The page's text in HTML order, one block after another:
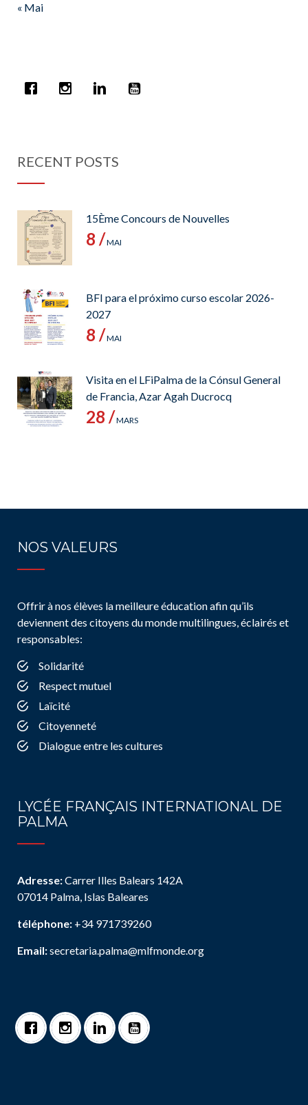
« Mai
RECENT POSTS
15Ème Concours de Nouvelles
8 /MAI
BFI para el próximo curso escolar 2026-
2027
8 /MAI
Visita en el LFiPalma de la Cónsul General
de Francia, Azar Agah Ducrocq
28 /MARS
NOS VALEURS
Offrir à nos élèves la meilleure éducation afin qu’ils
deviennent des citoyens du monde multilingues, éclairés et
responsables:
Solidarité
Respect mutuel
Laïcité
Citoyenneté
Dialogue entre les cultures
LYCÉE FRANÇAIS INTERNATIONAL DE
PALMA
Adresse:Carrer Illes Balears 142A
07014 Palma, Islas Baleares
téléphone: +34 971739260
Email:secretaria.palma@mlfmonde.org